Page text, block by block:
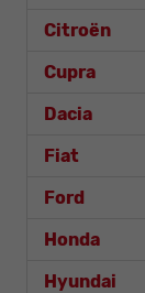
Citroën
Cupra
Dacia
Fiat
Ford
Honda
Hyundai